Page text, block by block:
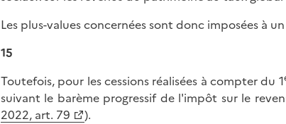
Les plus-values concernées sont donc imposées à
15
Toutefois, pour les cessions réalisées à compter du 1
suivant le barème progressif de l'impôt sur le
2022, art. 79
).